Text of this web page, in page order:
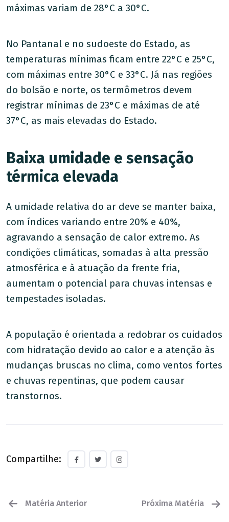
máximas variam de 28°C a 30°C.
No Pantanal e no sudoeste do Estado, as
temperaturas mínimas ficam entre 22°C e 25°C,
com máximas entre 30°C e 33°C. Já nas regiões
do bolsão e norte, os termômetros devem
registrar mínimas de 23°C e máximas de até
37°C, as mais elevadas do Estado.
Baixa umidade e sensação
térmica elevada
A umidade relativa do ar deve se manter baixa,
com índices variando entre 20% e 40%,
agravando a sensação de calor extremo. As
condições climáticas, somadas à alta pressão
atmosférica e à atuação da frente fria,
aumentam o potencial para chuvas intensas e
tempestades isoladas.
A população é orientada a redobrar os cuidados
com hidratação devido ao calor e a atenção às
mudanças bruscas no clima, como ventos fortes
e chuvas repentinas, que podem causar
transtornos.
Compartilhe:
Matéria Anterior Próxima Matéria